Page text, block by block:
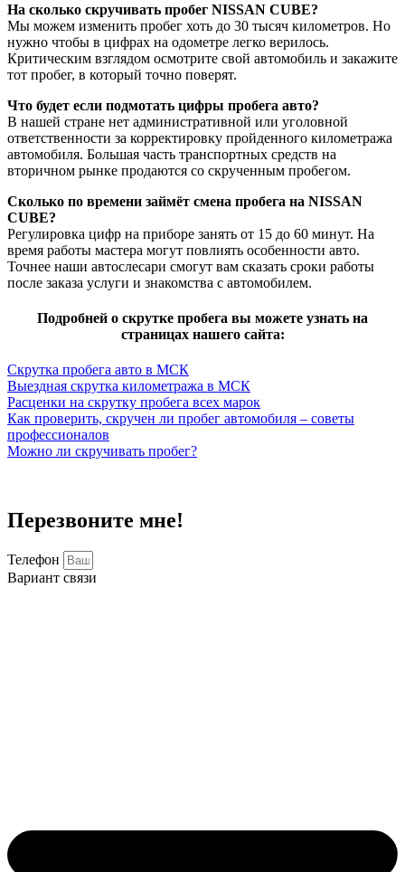
На сколько скручивать пробег NISSAN CUBE?
Мы можем изменить пробег хоть до 30 тысяч километров. Но
нужно чтобы в цифрах на одометре легко верилось.
Критическим взглядом осмотрите свой автомобиль и закажите
тот пробег, в который точно поверят.
Что будет если подмотать цифры пробега авто?
В нашей стране нет административной или уголовной
ответственности за корректировку пройденного километража
автомобиля. Большая часть транспортных средств на
вторичном рынке продаются со скрученным пробегом.
Сколько по времени займёт смена пробега на NISSAN
CUBE?
Регулировка цифр на приборе занять от 15 до 60 минут. На
время работы мастера могут повлиять особенности авто.
Точнее наши автослесари смогут вам сказать сроки работы
после заказа услуги и знакомства с автомобилем.
Подробней о скрутке пробега вы можете узнать на
страницах нашего сайта:
Скрутка пробега авто в МСК
Выездная скрутка километража в МСК
Расценки на скрутку пробега всех марок
Как проверить, скручен ли пробег автомобиля – советы
профессионалов
Можно ли скручивать пробег?
Перезвоните мне!
Телефон
Вариант связи